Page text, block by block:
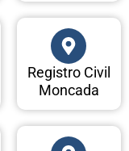
Registro Civil
Moncada